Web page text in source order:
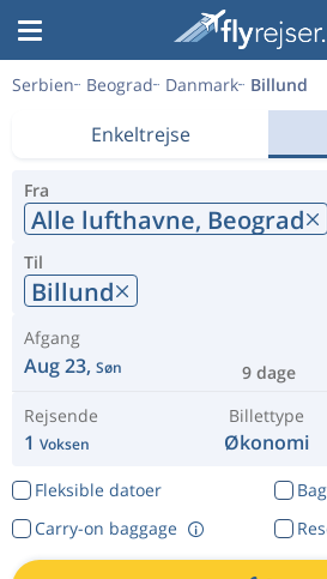
Serbien Beograd Danmark Billund
Enkeltrejse
Fra
Alle lufthavne, Beograd
Til
Billund
Afgang
Aug 23, Søn 9 dage
Rejsende
1 Voksen
Billettype
Økonomi
Fleksible datoer
Carry-on baggage